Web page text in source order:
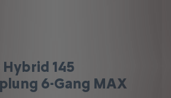
145
6-Gang MAX